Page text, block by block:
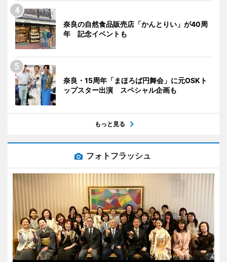
奈良の自然食品販売店「かんとりい」が40周
年 記念イベントも
奈良・15周年「まほろば円舞会」に元OSKト
ップスター出演 スペシャル企画も
もっと見る
フォトフラッシュ